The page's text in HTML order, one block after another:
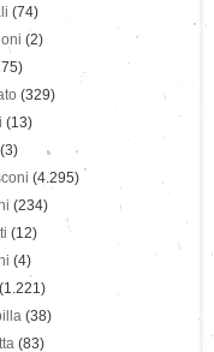
(74)
(2)
(329)
(13)
(3)
(4.295)
(234)
(12)
(4)
(1.221)
(38)
(83)